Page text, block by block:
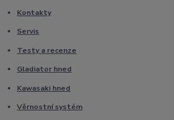
Kontakty
Servis
Testy a recenze
Gladiator hned
Kawasaki hned
Věrnostní systém